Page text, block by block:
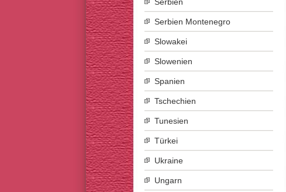
Serbien Montenegro
Slowakei
Slowenien
Spanien
Tschechien
Tunesien
Türkei
Ukraine
Ungarn